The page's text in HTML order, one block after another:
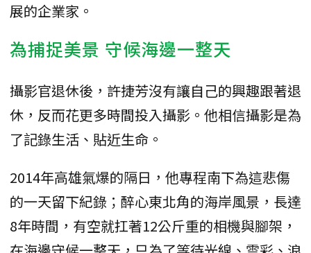
展的企業家。
為捕捉美景 守候海邊一整天
攝影官退休後，許捷芳沒有讓自己的興趣跟著退
休，反而花更多時間投入攝影。他相信攝影是為
了記錄生活、貼近生命。
2014年高雄氣爆的隔日，他專程南下為這悲傷
的一天留下紀錄；醉心東北角的海岸風景，長達
8年時間，有空就扛著12公斤重的相機與腳架，